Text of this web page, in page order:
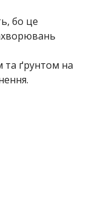
бо це
та ґрунтом на